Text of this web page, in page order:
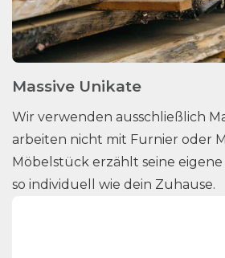
Massive Unikate
Wir verwenden ausschließlich
arbeiten nicht mit Furnier oder
Möbelstück erzählt seine
so individuell wie dein Zuhause.